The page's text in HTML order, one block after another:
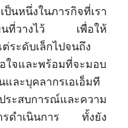
เป็นหนึ่งในภารกิจที่เรา
ผนที่วางไว้ เพื่อให้
ระดับเล็กไปจนถึง
ใจและพร้อมที่จะมอบ
ละบุคลากรเอเอ็มที
ะสบการณ์และความ
ารดำเนินการ ทั้งยัง